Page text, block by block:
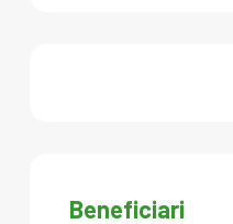
Beneficiari